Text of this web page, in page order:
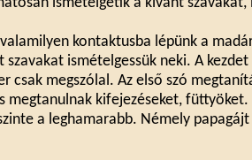
kontaktusba lépünk a
ismételgessük neki. A
csak megszólal. Az első szó
kifejezéseket,
a leghamarabb. Némely